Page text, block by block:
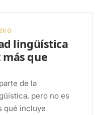
lingüística
más que
de la
pero no es
qué incluye